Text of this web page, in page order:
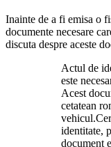
Inainte de a fi emisa o
documente necesare
discuta despre aceste
Actul de
este
Acest
cetatean
identitate,
document